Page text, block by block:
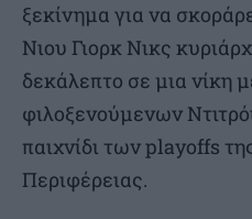
ξεκίνημα για να
Νιου Γιορκ Νικς
δεκάλεπτο σε μια νίκη
φιλοξενούμενων
παιχνίδι των playoffs
Περιφέρειας.